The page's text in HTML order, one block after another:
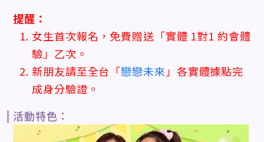
提醒：
女生首次報名，免費贈送「實體 1對1 約會體
驗」乙次。
新朋友請至全台「戀戀未來 」各實體據點完
成身分驗證。
活動特色：